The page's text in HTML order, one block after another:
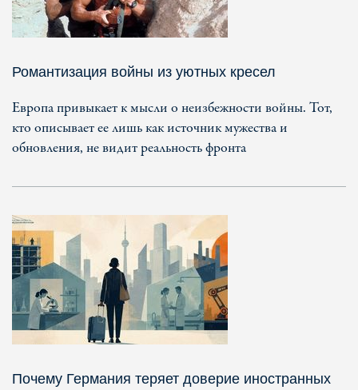
Романтизация войны из уютных кресел
Европа привыкает к мысли о неизбежности войны. Тот,
кто описывает ее лишь как источник мужества и
обновления, не видит реальность фронта
Почему Германия теряет доверие иностранных